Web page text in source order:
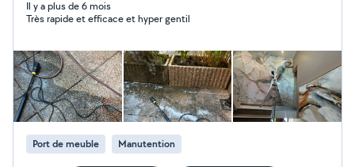
pose de parquet montage de meubles pose d'étagères,
luminaires, tringles etc travaux de plomberie et
portail nettoyage et remise en état Travail sérieux,
soigné et rapide. Intervention sur Annecy et ses
alentours.
Il y a plus de 6 mois
Très rapide et efficace et hyper gentil
Port de meuble Manutention